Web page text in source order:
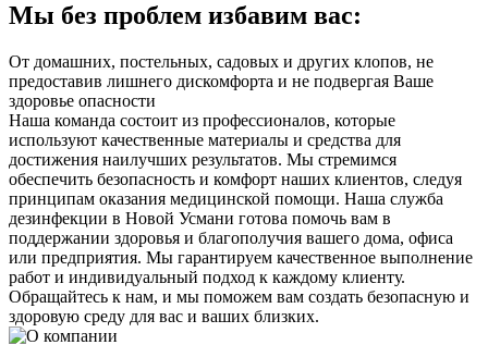
Мы без проблем избавим вас:
От домашних, постельных, садовых и других клопов, не
предоставив лишнего дискомфорта и не подвергая Ваше
здоровье опасности
Наша команда состоит из профессионалов, которые
используют качественные материалы и средства для
достижения наилучших результатов. Мы стремимся
обеспечить безопасность и комфорт наших клиентов, следуя
принципам оказания медицинской помощи. Наша служба
дезинфекции в Новой Усмани готова помочь вам в
поддержании здоровья и благополучия вашего дома, офиса
или предприятия. Мы гарантируем качественное выполнение
работ и индивидуальный подход к каждому клиенту.
Обращайтесь к нам, и мы поможем вам создать безопасную и
здоровую среду для вас и ваших близких.